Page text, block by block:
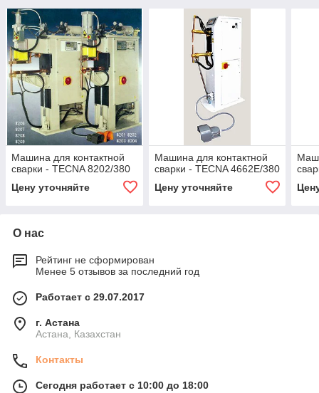
Машина для контактной
сварки - TECNA 8202/380
Цену уточняйте
Машина для контактной
сварки - TECNA 4662E/380
Цену уточняйте
О нас
Рейтинг не сформирован
Менее 5 отзывов за последний год
Работает с 29.07.2017
г. Астана
Астана, Казахстан
Контакты
Сегодня работает с 10:00 до 18:00